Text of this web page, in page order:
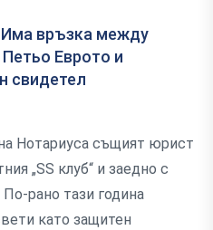
връзка между
Еврото и
свидетел
Нотариуса същият юрист
„SS клуб“ и заедно с
По-рано тази година
като защитен